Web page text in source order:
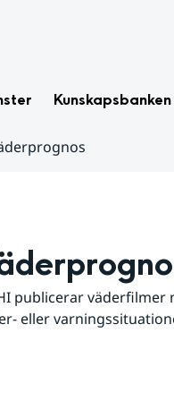
Kunskapsbanken
publicerar väderfilmer
eller